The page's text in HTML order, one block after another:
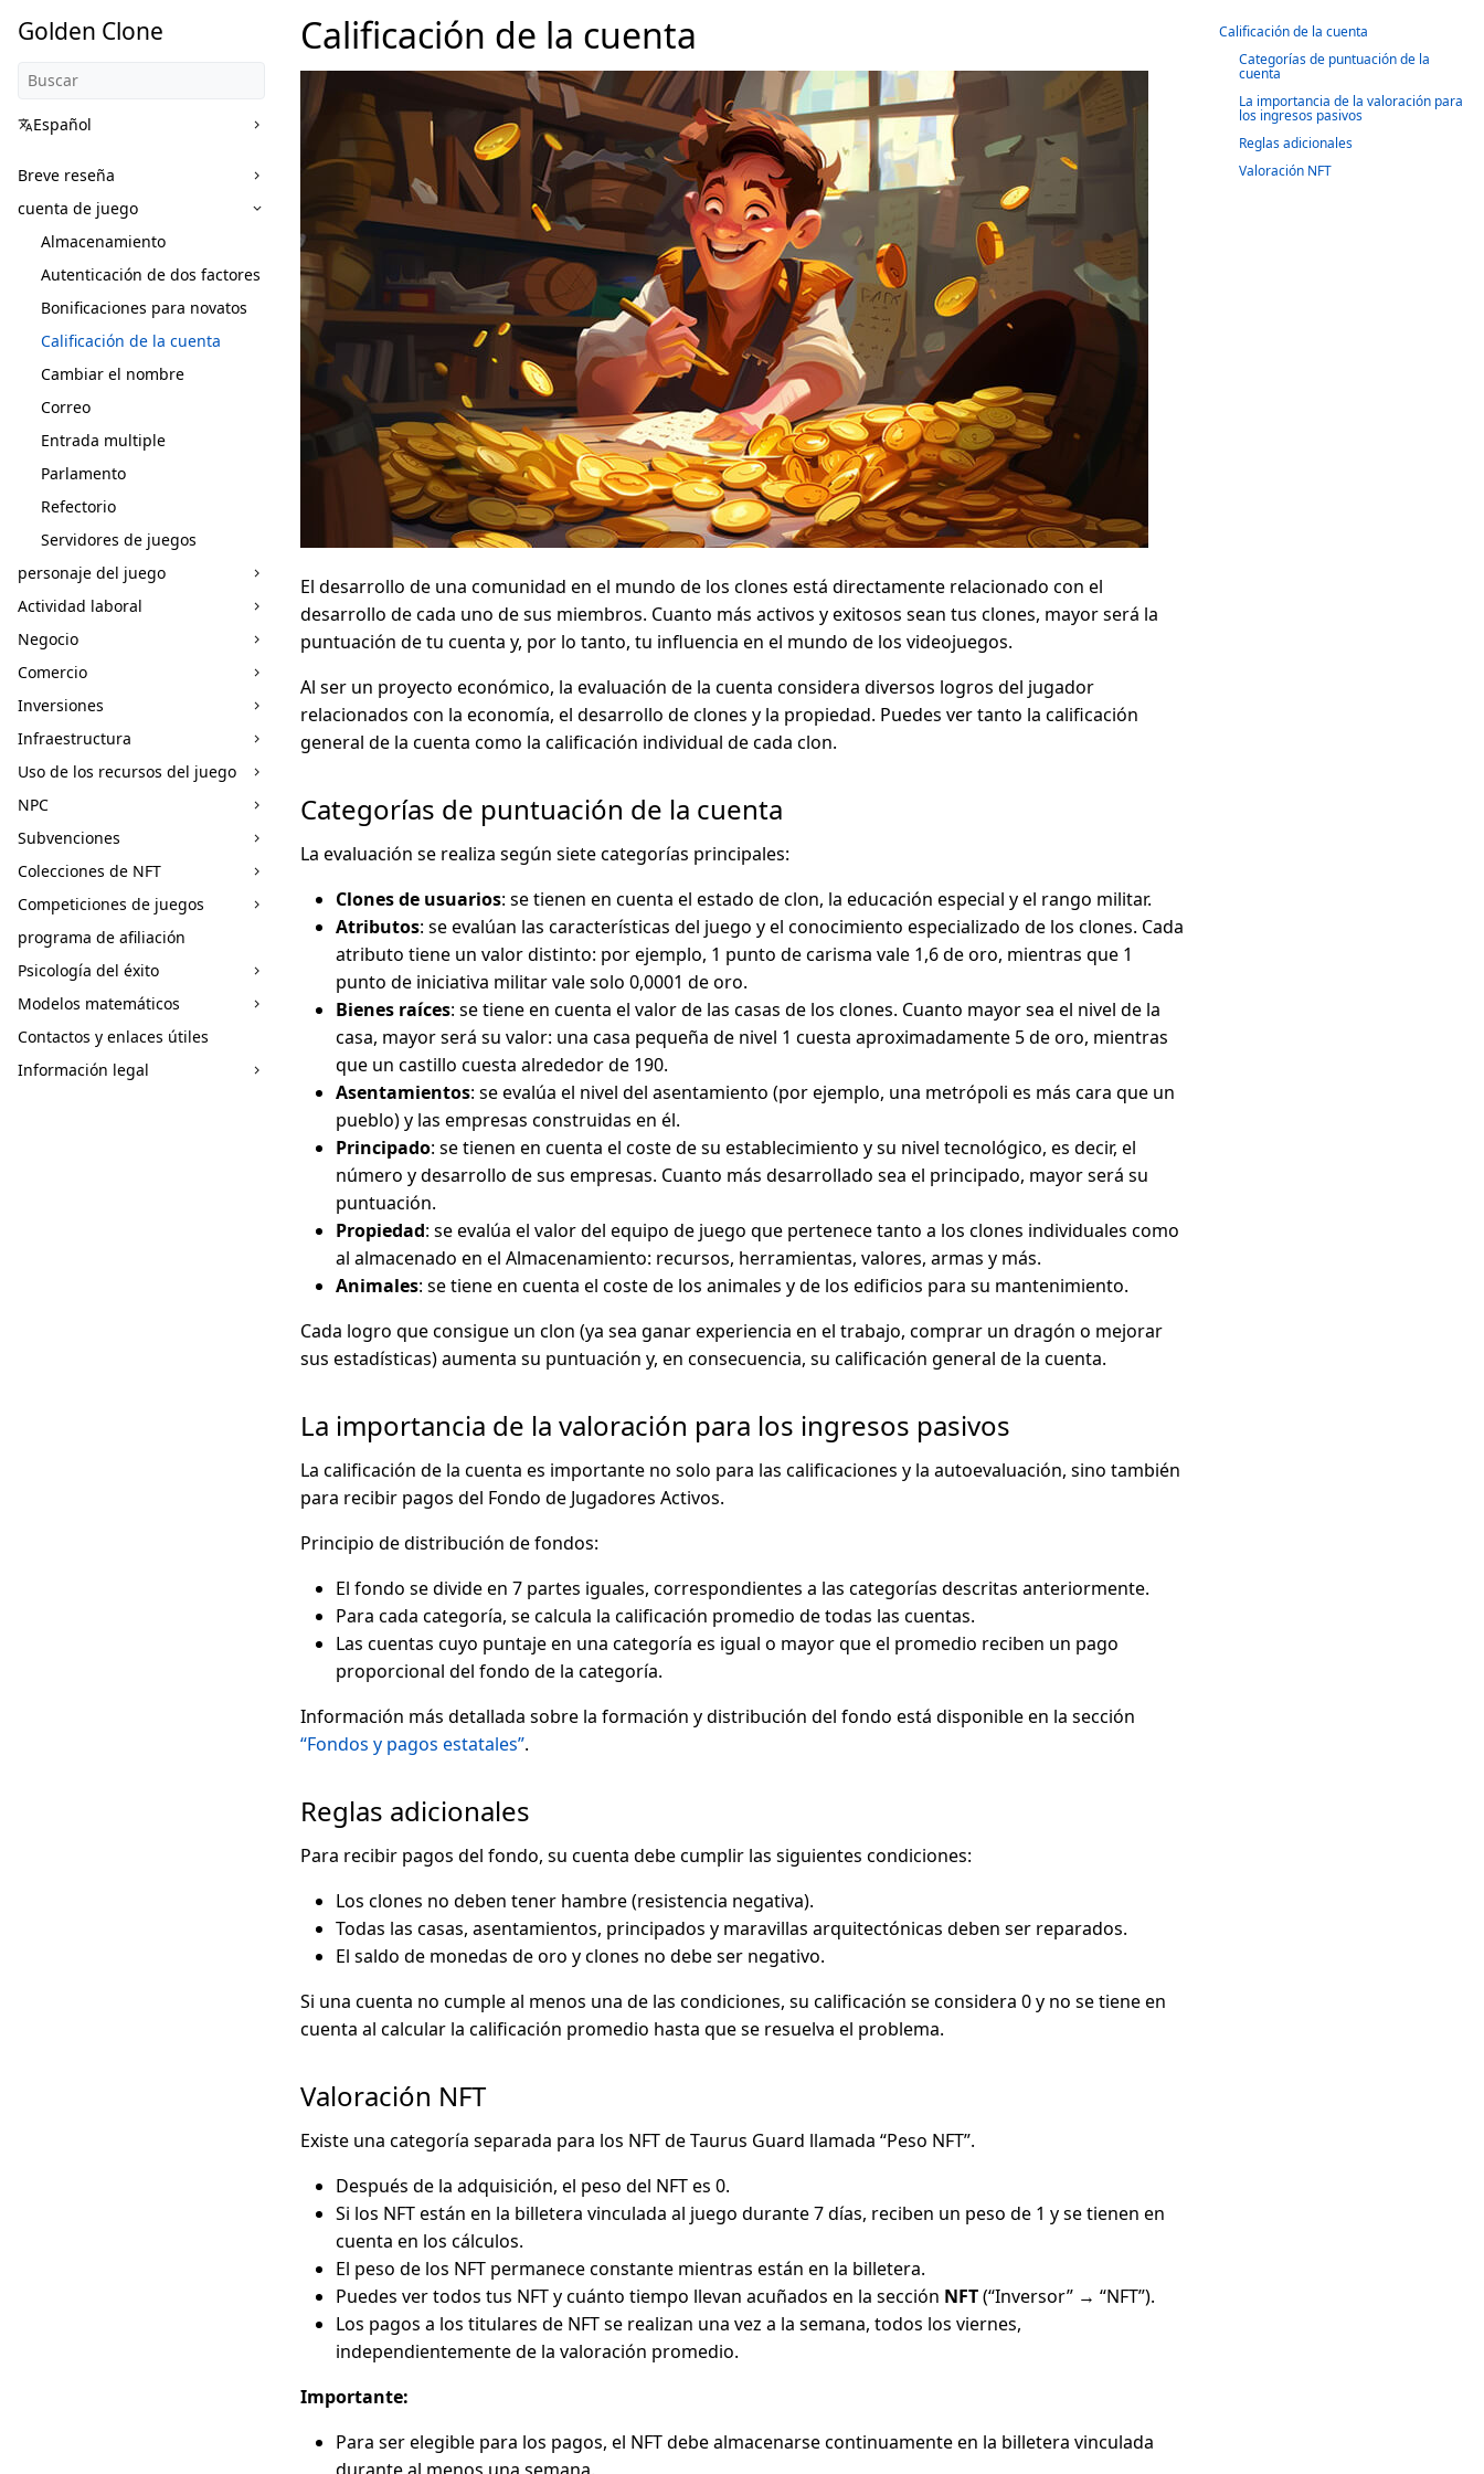
Golden Clone
Español
Breve reseña
cuenta de juego
Almacenamiento
Autenticación de dos factores
Bonificaciones para novatos
Calificación de la cuenta
Cambiar el nombre
Correo
Entrada multiple
Parlamento
Refectorio
Servidores de juegos
personaje del juego
Actividad laboral
Negocio
Comercio
Inversiones
Infraestructura
Uso de los recursos del juego
NPC
Subvenciones
Colecciones de NFT
Competiciones de juegos
programa de afiliación
Psicología del éxito
Modelos matemáticos
Contactos y enlaces útiles
Información legal
Calificación de la cuenta
El desarrollo de una comunidad en el mundo de los clones está directamente relacionado con el
desarrollo de cada uno de sus miembros. Cuanto más activos y exitosos sean tus clones, mayor será la
puntuación de tu cuenta y, por lo tanto, tu influencia en el mundo de los videojuegos.
Al ser un proyecto económico, la evaluación de la cuenta considera diversos logros del jugador
relacionados con la economía, el desarrollo de clones y la propiedad. Puedes ver tanto la calificación
general de la cuenta como la calificación individual de cada clon.
Categorías de puntuación de la cuenta
La evaluación se realiza según siete categorías principales:
Clones de usuarios: se tienen en cuenta el estado de clon, la educación especial y el rango militar.
Atributos: se evalúan las características del juego y el conocimiento especializado de los clones. Cada
atributo tiene un valor distinto: por ejemplo, 1 punto de carisma vale 1,6 de oro, mientras que 1
punto de iniciativa militar vale solo 0,0001 de oro.
Bienes raíces: se tiene en cuenta el valor de las casas de los clones. Cuanto mayor sea el nivel de la
casa, mayor será su valor: una casa pequeña de nivel 1 cuesta aproximadamente 5 de oro, mientras
que un castillo cuesta alrededor de 190.
Asentamientos: se evalúa el nivel del asentamiento (por ejemplo, una metrópoli es más cara que un
pueblo) y las empresas construidas en él.
Principado: se tienen en cuenta el coste de su establecimiento y su nivel tecnológico, es decir, el
número y desarrollo de sus empresas. Cuanto más desarrollado sea el principado, mayor será su
puntuación.
Propiedad: se evalúa el valor del equipo de juego que pertenece tanto a los clones individuales como
al almacenado en el Almacenamiento: recursos, herramientas, valores, armas y más.
Animales: se tiene en cuenta el coste de los animales y de los edificios para su mantenimiento.
Cada logro que consigue un clon (ya sea ganar experiencia en el trabajo, comprar un dragón o mejorar
sus estadísticas) aumenta su puntuación y, en consecuencia, su calificación general de la cuenta.
La importancia de la valoración para los ingresos pasivos
La calificación de la cuenta es importante no solo para las calificaciones y la autoevaluación, sino también
para recibir pagos del Fondo de Jugadores Activos.
Principio de distribución de fondos:
El fondo se divide en 7 partes iguales, correspondientes a las categorías descritas anteriormente.
Para cada categoría, se calcula la calificación promedio de todas las cuentas.
Las cuentas cuyo puntaje en una categoría es igual o mayor que el promedio reciben un pago
proporcional del fondo de la categoría.
Información más detallada sobre la formación y distribución del fondo está disponible en la sección
“Fondos y pagos estatales”.
Reglas adicionales
Para recibir pagos del fondo, su cuenta debe cumplir las siguientes condiciones:
Los clones no deben tener hambre (resistencia negativa).
Todas las casas, asentamientos, principados y maravillas arquitectónicas deben ser reparados.
El saldo de monedas de oro y clones no debe ser negativo.
Si una cuenta no cumple al menos una de las condiciones, su calificación se considera 0 y no se tiene en
cuenta al calcular la calificación promedio hasta que se resuelva el problema.
Valoración NFT
Existe una categoría separada para los NFT de Taurus Guard llamada “Peso NFT”.
Después de la adquisición, el peso del NFT es 0.
Si los NFT están en la billetera vinculada al juego durante 7 días, reciben un peso de 1 y se tienen en
cuenta en los cálculos.
El peso de los NFT permanece constante mientras están en la billetera.
Puedes ver todos tus NFT y cuánto tiempo llevan acuñados en la sección NFT(“Inversor” → “NFT”).
Los pagos a los titulares de NFT se realizan una vez a la semana, todos los viernes,
independientemente de la valoración promedio.
Importante:
Para ser elegible para los pagos, el NFT debe almacenarse continuamente en la billetera vinculada
Calificación de la cuenta
Categorías de puntuación de la
cuenta
La importancia de la valoración para
los ingresos pasivos
Reglas adicionales
Valoración NFT